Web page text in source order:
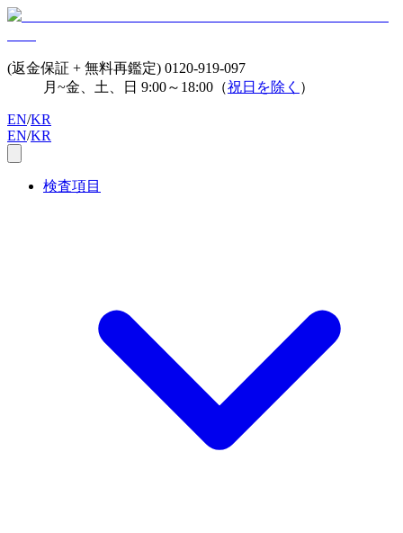
(返金保証 + 無料再鑑定) 0120-919-097
月~金、土、日 9:00～18:00（祝日を除く ）
EN/KR
EN/KR
検査項目